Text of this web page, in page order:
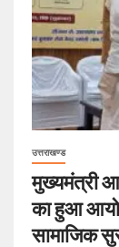
उत्तराखण्ड
मुख्यमंत्री
का हुआ
सामाजिक